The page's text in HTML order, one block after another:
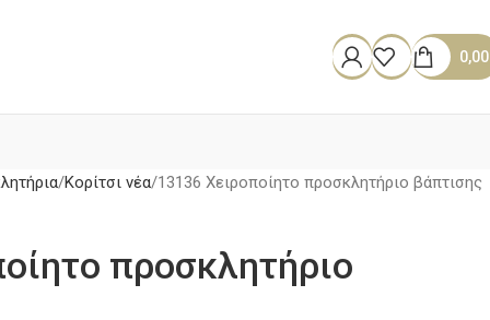
Κορίτσι νέα 13136 Χειροποίητο προσκλητήριο βάπτισης
προσκλητήριο